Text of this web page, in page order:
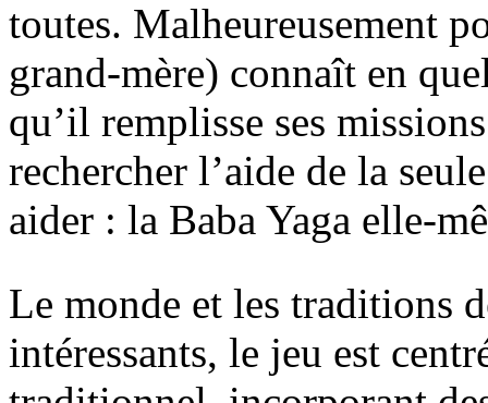
toutes. Malheureusement
grand-mère) connaît en
qu’il remplisse ses
rechercher l’aide de la
aider : la Baba Yaga elle-
Le monde et les traditions
intéressants, le jeu est